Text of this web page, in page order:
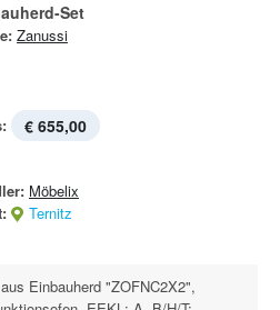
Set
Zanussi
€ 655,00
Möbelix
Ternitz
Einbauherd "ZOFNC2X2",